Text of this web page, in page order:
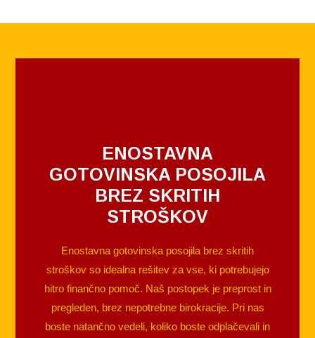
ENOSTAVNA
GOTOVINSKA POSOJILA
BREZ SKRITIH
STROŠKOV
Enostavna gotovinska posojila brez skritih
stroškov so idealna rešitev za vse, ki potrebujejo
hitro finančno pomoč. Naš postopek je preprost in
pregleden, brez nepotrebne birokracije. Pri nas
boste natančno vedeli, koliko boste odplačevali in